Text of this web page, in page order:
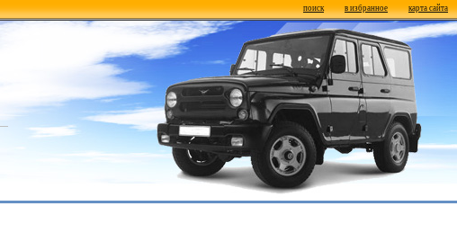
поиск в избранное карта сайта